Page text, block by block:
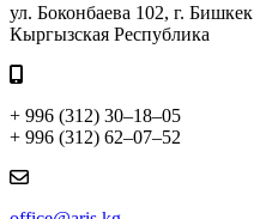
ул. Боконбаева 102, г. Бишкек
Кыргызская Республика
+ 996 (312) 30–18–05
+ 996 (312) 62–07–52